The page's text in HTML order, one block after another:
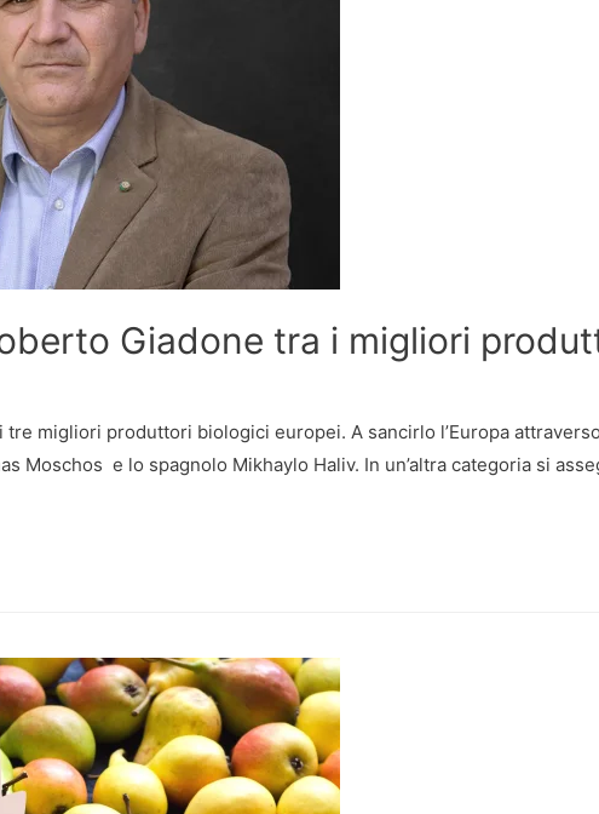
Giadone tra i migliori
migliori produttori biologici europei. A sancirlo l’Europa
Moschos e lo spagnolo Mikhaylo Haliv. In un’altra categoria si